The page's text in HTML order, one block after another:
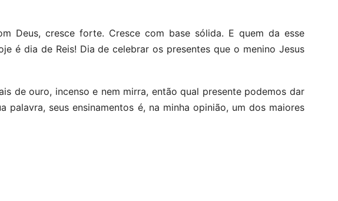
Deus, cresce forte. Cresce com base sólida. E quem da esse
é dia de Reis! Dia de celebrar os presentes que o menino Jesus
de ouro, incenso e nem mirra, então qual presente podemos dar
palavra, seus ensinamentos é, na minha opinião, um dos maiores